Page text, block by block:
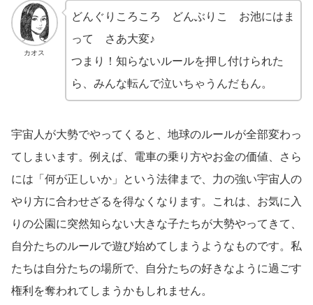
カオス
どんぐりころころ どんぶりこ お池にはま
って さあ大変♪
つまり！知らないルールを押し付けられた
ら、みんな転んで泣いちゃうんだもん。
宇宙人が大勢でやってくると、地球のルールが全部変わっ
てしまいます。例えば、電車の乗り方やお金の価値、さら
には「何が正しいか」という法律まで、力の強い宇宙人の
やり方に合わせざるを得なくなります。これは、お気に入
りの公園に突然知らない大きな子たちが大勢やってきて、
自分たちのルールで遊び始めてしまうようなものです。私
たちは自分たちの場所で、自分たちの好きなように過ごす
権利を奪われてしまうかもしれません。